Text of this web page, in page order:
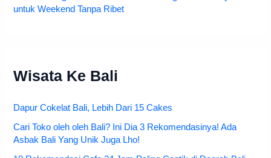
untuk Weekend Tanpa Ribet
Wisata Ke Bali
Dapur Cokelat Bali, Lebih Dari 15 Cakes
Cari Toko oleh oleh Bali? Ini Dia 3 Rekomendasinya! Ada
Asbak Bali Yang Unik Juga Lho!